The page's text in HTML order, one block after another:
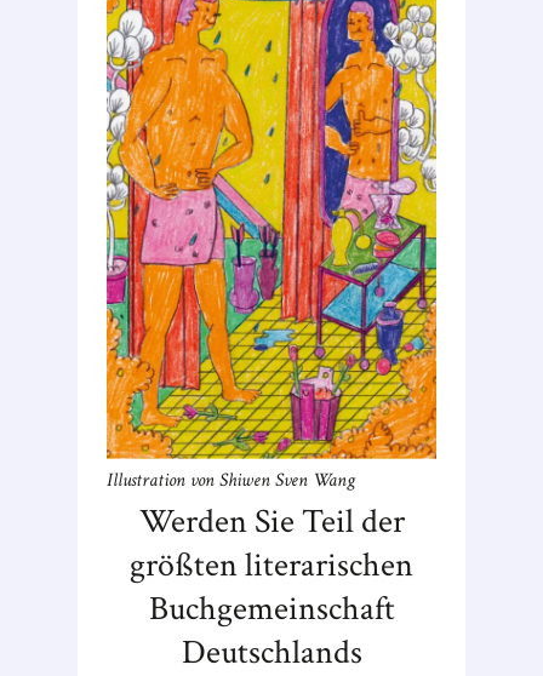
Werden Sie Teil der
größten literarischen
Buchgemeinschaft
Deutschlands
Illustration von Shiwen Sven Wang